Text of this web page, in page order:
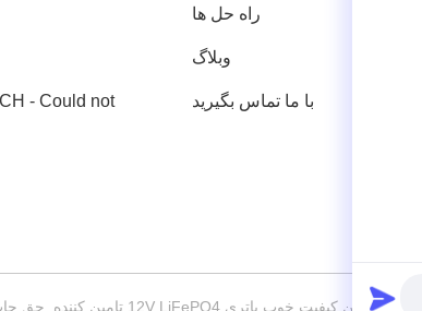
راه حل ها
وبلاگ
با ما تماس بگیرید
- Could not
چین کیفیت خوب باتری 12V LiFePO4 تامین کننده. حق چاپ © 2021-2026 Shenzhen Bely Energy Technology Co., Ltd. . تمامی حقوق محفوظ است.